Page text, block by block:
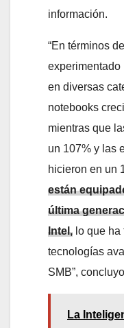
información.
“En términos
en diversas
notebooks
mientras que
un 107% y las
hicieron en un
están
última
Intel, lo que
tecnologías
SMB”,
La